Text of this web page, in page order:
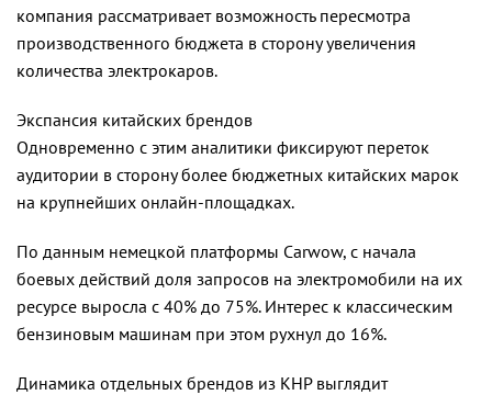
компания рассматривает возможность пересмотра
производственного бюджета в сторону увеличения
количества электрокаров.
Экспансия китайских брендов
Одновременно с этим аналитики фиксируют переток
аудитории в сторону более бюджетных китайских марок
на крупнейших онлайн-площадках.
По данным немецкой платформы Carwow, с начала
боевых действий доля запросов на электромобили на их
ресурсе выросла с 40% до 75%. Интерес к классическим
бензиновым машинам при этом рухнул до 16%.
Динамика отдельных брендов из КНР выглядит